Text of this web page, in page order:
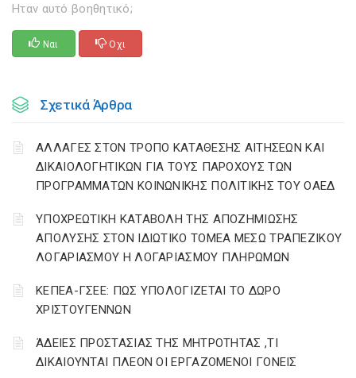
Ηταν αυτό βοηθητικό;
Ναι Οχι
Σχετικά Άρθρα
ΑΛΛΑΓΕΣ ΣΤΟΝ ΤΡΟΠΟ ΚΑΤΑΘΕΣΗΣ ΑΙΤΗΣΕΩΝ ΚΑΙ
ΔΙΚΑΙΟΛΟΓΗΤΙΚΩΝ ΓΙΑ ΤΟΥΣ ΠΑΡΟΧΟΥΣ ΤΩΝ
ΠΡΟΓΡΑΜΜΑΤΩΝ ΚΟΙΝΩΝΙΚΗΣ ΠΟΛΙΤΙΚΗΣ ΤΟΥ ΟΑΕΔ
YΠΟΧΡΕΩΤΙΚΗ ΚΑΤΑΒΟΛΗ ΤΗΣ ΑΠΟΖΗΜΙΩΣΗΣ
ΑΠΟΛΥΣΗΣ ΣΤΟΝ ΙΔΙΩΤΙΚΟ ΤΟΜΕΑ ΜΕΣΩ ΤΡΑΠΕΖΙΚΟΥ
ΛΟΓΑΡΙΑΣΜΟΥ Η ΛΟΓΑΡΙΑΣΜΟΥ ΠΛΗΡΩΜΩΝ
ΚΕΠΕΑ-ΓΣΕΕ: ΠΩΣ ΥΠΟΛΟΓΙΖΕΤΑΙ ΤΟ ΔΩΡΟ
ΧΡΙΣΤΟΥΓΕΝΝΩΝ
ΆΔΕΙΕΣ ΠΡΟΣΤΑΣΙΑΣ ΤΗΣ ΜΗΤΡΟΤΗΤΑΣ ,ΤΙ
ΔΙΚΑΙΟΥΝΤΑΙ ΠΛΕΟΝ ΟΙ ΕΡΓΑΖΟΜΕΝΟΙ ΓΟΝΕΙΣ